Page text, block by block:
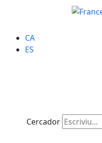
CA
ES
Cercador